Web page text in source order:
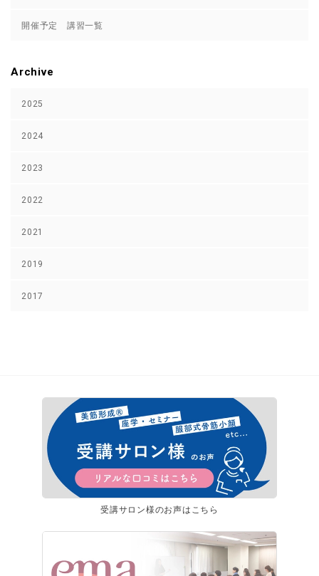
開催予定 講習一覧
Archive
2025
2024
2023
2022
2021
2019
2017
受講サロン様のお声はこちら